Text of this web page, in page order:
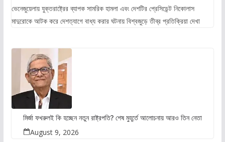
ভেনেজুয়েলায় যুক্তরাষ্ট্রের ব্যাপক সামরিক হামলা এবং দেশটির প্রেসিডেন্ট নিকোলাস
মাদুরোকে আটক করে দেশত্যাগে বাধ্য করার ঘটনায় বিশ্বজুড়ে তীব্র প্রতিক্রিয়া দেখা
মির্জা ফখরুলই কি হচ্ছেন নতুন রাষ্ট্রপতি? শেষ মুহূর্তে আলোচনায় আরও তিন নেতা
August 9, 2026